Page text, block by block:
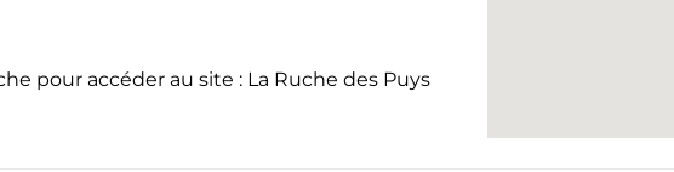
pour accéder au site : La Ruche des Puys